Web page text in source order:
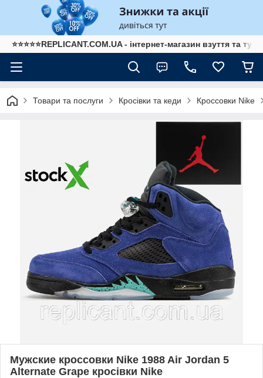
⭐⭐⭐⭐⭐REPLICANT.COM.UA - інтернет-магазин взуття та
Товари та послуги Кросівки та кеди Кроссовки Nike
Мужские кроссовки Nike 1988 Air Jordan 5
Alternate Grape кросівки Nike